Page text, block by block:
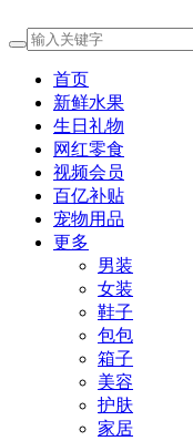
首页
新鲜水果
生日礼物
网红零食
视频会员
百亿补贴
宠物用品
更多
男装
女装
鞋子
包包
箱子
美容
护肤
家居